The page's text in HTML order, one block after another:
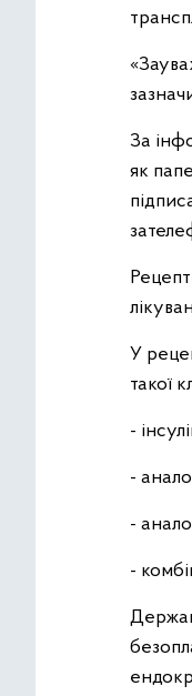
За
як
У
такої
-
-
-
-